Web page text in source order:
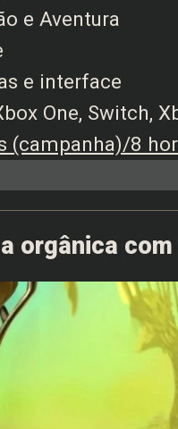
e Aventura
e interface
One, Switch,
(campanha)/8
orgânica